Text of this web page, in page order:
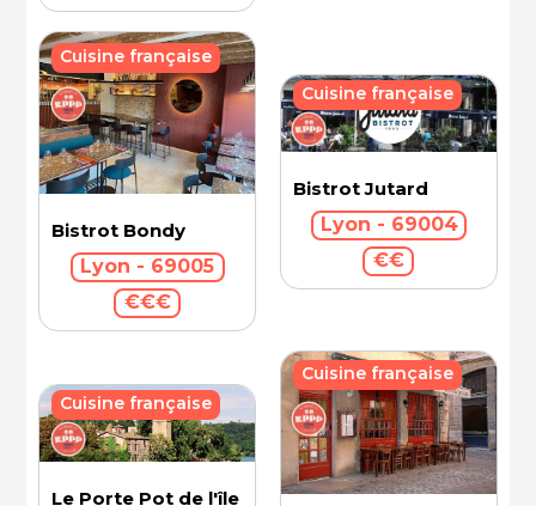
Bistrot Bondy
Lyon - 69005
€€€
Cuisine française
Bistrot Jutard
Lyon - 69004
€€
Cuisine française
Le Porte Pot de l'île Barbe
Cuisine française
Cuisine française